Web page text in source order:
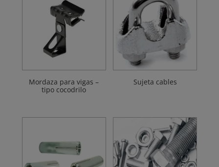
Mordaza para vigas –
tipo cocodrilo
Sujeta cables